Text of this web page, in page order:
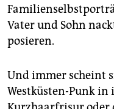
Vater und Sohn
posieren.
Und immer scheint
Westküsten-Punk in